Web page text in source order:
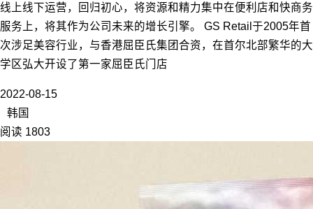
线上线下运营，回归初心，将资源和精力集中在便利店和快商务
服务上，将其作为公司未来的增长引擎。 GS Retail于2005年首
次涉足美容行业，与香港屈臣氏集团合资，在首尔北部繁华的大
学区弘大开设了第一家屈臣氏门店
2022-08-15
韩国
阅读 1803